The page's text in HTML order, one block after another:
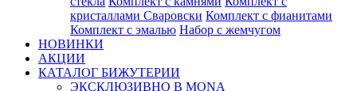
кристаллами Сваровски Комплект с фианитами
Комплект с эмалью Набор с жемчугом
НОВИНКИ
АКЦИИ
КАТАЛОГ БИЖУТЕРИИ
ЭКСКЛЮЗИВНО В MONA